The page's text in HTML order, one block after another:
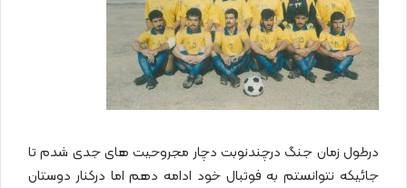
درطول زمان جنگ درچندنوبت دچار مجروحیت های جدی شدم تا
جائیکه نتوانستم به فوتبال خود ادامه دهم اما درکنار دوستان